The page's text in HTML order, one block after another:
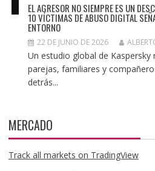
EL AGRESOR NO SIEMPRE ES UN
10 VÍCTIMAS DE ABUSO DIGITAL
ENTORNO
22 DE JUNIO DE 2026
Un estudio global de Kaspersky
parejas, familiares y
detrás...
MERCADO
Track all markets on TradingView